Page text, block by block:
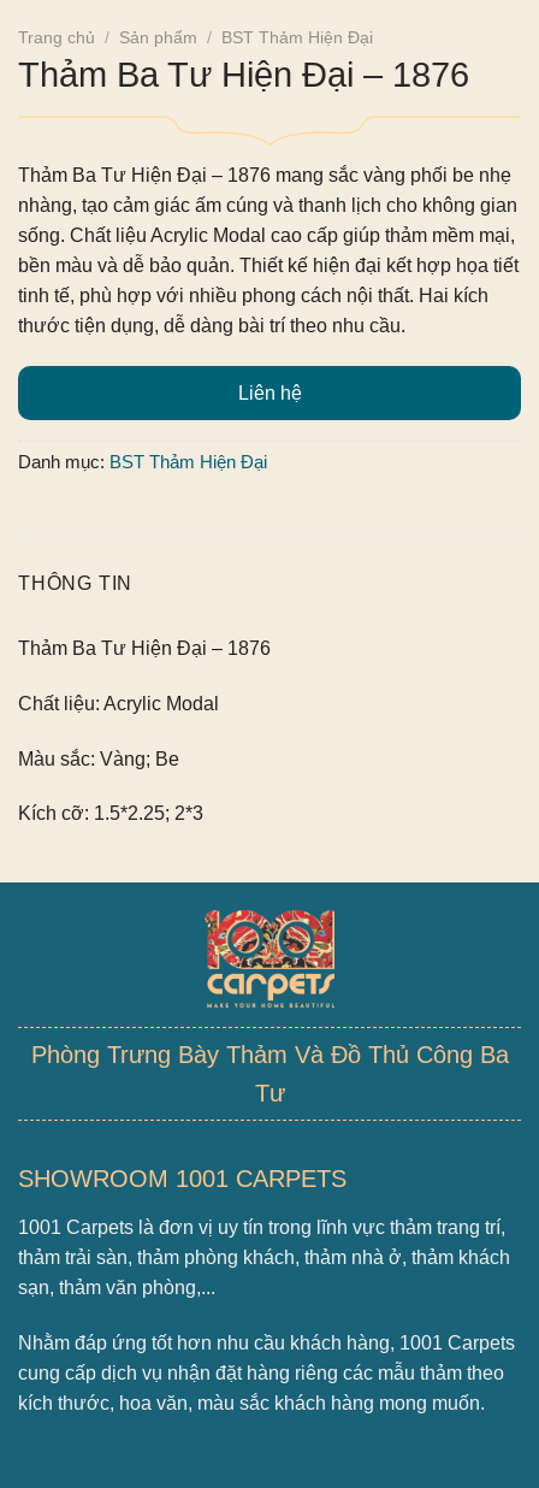
Trang chủ / Sản phẩm / BST Thảm Hiện Đại
Thảm Ba Tư Hiện Đại – 1876
Thảm Ba Tư Hiện Đại – 1876 mang sắc vàng phối be nhẹ
nhàng, tạo cảm giác ấm cúng và thanh lịch cho không gian
sống. Chất liệu Acrylic Modal cao cấp giúp thảm mềm mại,
bền màu và dễ bảo quản. Thiết kế hiện đại kết hợp họa tiết
tinh tế, phù hợp với nhiều phong cách nội thất. Hai kích
thước tiện dụng, dễ dàng bài trí theo nhu cầu.
Liên hệ
Danh mục: BST Thảm Hiện Đại
THÔNG TIN
Thảm Ba Tư Hiện Đại – 1876
Chất liệu: Acrylic Modal
Màu sắc: Vàng; Be
Kích cỡ: 1.5*2.25; 2*3
Phòng Trưng Bày Thảm Và Đồ Thủ Công Ba
Tư
SHOWROOM 1001 CARPETS
1001 Carpets là đơn vị uy tín trong lĩnh vực thảm trang trí,
thảm trải sàn, thảm phòng khách, thảm nhà ở, thảm khách
sạn, thảm văn phòng,...
Nhằm đáp ứng tốt hơn nhu cầu khách hàng, 1001 Carpets
cung cấp dịch vụ nhận đặt hàng riêng các mẫu thảm theo
kích thước, hoa văn, màu sắc khách hàng mong muốn.